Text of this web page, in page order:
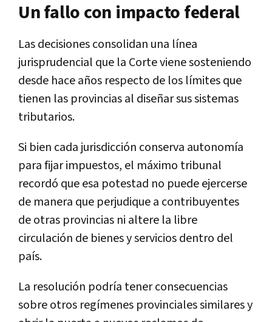
Un fallo con impacto federal
Las decisiones consolidan una línea
jurisprudencial que la Corte viene sosteniendo
desde hace años respecto de los límites que
tienen las provincias al diseñar sus sistemas
tributarios.
Si bien cada jurisdicción conserva autonomía
para fijar impuestos, el máximo tribunal
recordó que esa potestad no puede ejercerse
de manera que perjudique a contribuyentes
de otras provincias ni altere la libre
circulación de bienes y servicios dentro del
país.
La resolución podría tener consecuencias
sobre otros regímenes provinciales similares y